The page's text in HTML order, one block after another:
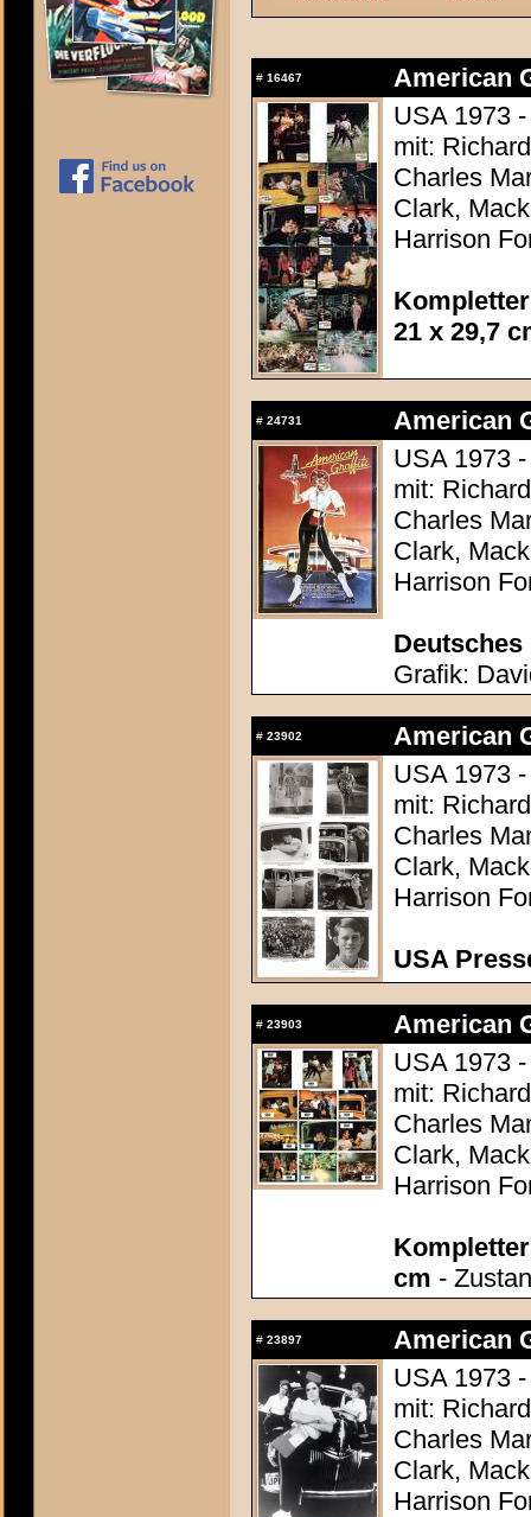
# 16467
American
USA 1973
mit:
Charles
Clark,
Harrison
21 x 29,7
# 24731
American
USA 1973
mit:
Charles
Clark,
Harrison
Deutsches
Grafik:
# 23902
American
USA 1973
mit:
Charles
Clark,
Harrison
USA
# 23903
American
USA 1973
mit:
Charles
Clark,
Harrison
cm -
# 23897
American
USA 1973
mit:
Charles
Clark,
Harrison